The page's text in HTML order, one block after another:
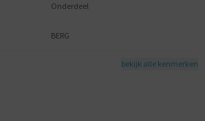
Onderdeel
BERG
bekijk alle kenmerken